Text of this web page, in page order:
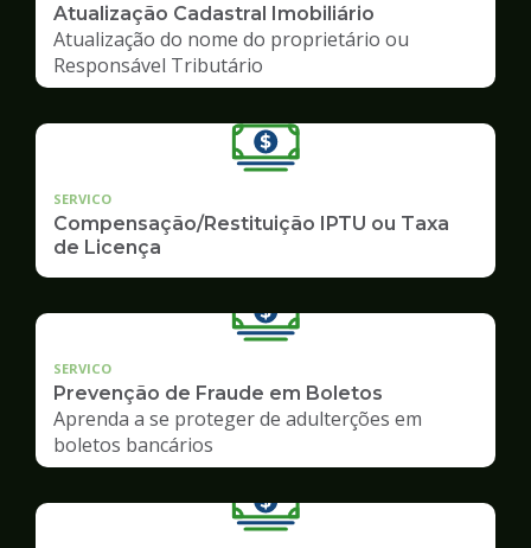
Atualização Cadastral Imobiliário
Atualização do nome do proprietário ou
Responsável Tributário
SERVICO
Compensação/Restituição IPTU ou Taxa
de Licença
SERVICO
Prevenção de Fraude em Boletos
Aprenda a se proteger de adulterções em
boletos bancários